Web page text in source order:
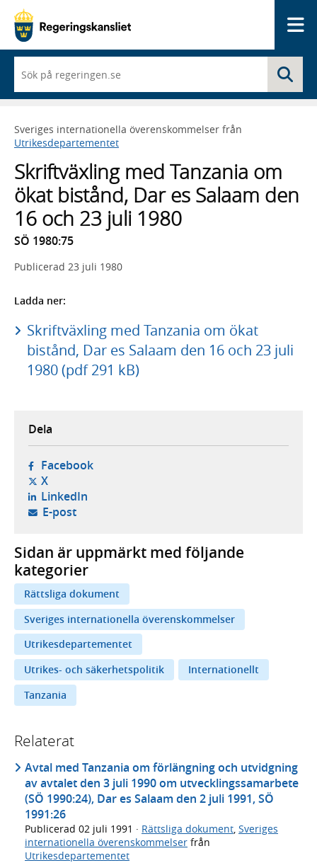
du
börjar
skriva
framträder
en
med
sökförslag
Sveriges internationella överenskommelser från
Utrikesdepartementet
Skriftväxling med Tanzania om
ökat bistånd, Dar es Salaam den
16 och 23 juli 1980
SÖ 1980:75
Publicerad 23 juli 1980
Ladda ner:
Skriftväxling med Tanzania om ökat
bistånd, Dar es Salaam den 16 och 23 juli
1980 (pdf 291 kB)
Dela
Facebook- öppnas i ny flik, extern webbplats,
X- öppnas i ny flik, extern webbplats,
LinkedIn- öppnas i ny flik, extern webbplats,
E-post- öppnar din e-postklient,
Sidan är uppmärkt med följande
kategorier
Rättsliga dokument
Sveriges internationella överenskommelser
Utrikesdepartementet
Utrikes- och säkerhetspolitik
Internationellt
Tanzania
Relaterat
Avtal med Tanzania om förlängning och utvidgning
av avtalet den 3 juli 1990 om utvecklingssamarbete
(SÖ 1990:24), Dar es Salaam den 2 juli 1991, SÖ
1991:26
Publicerad 02 juli 1991 · Rättsliga dokument Sveriges
internationella överenskommelser från
Utrikesdepartementet